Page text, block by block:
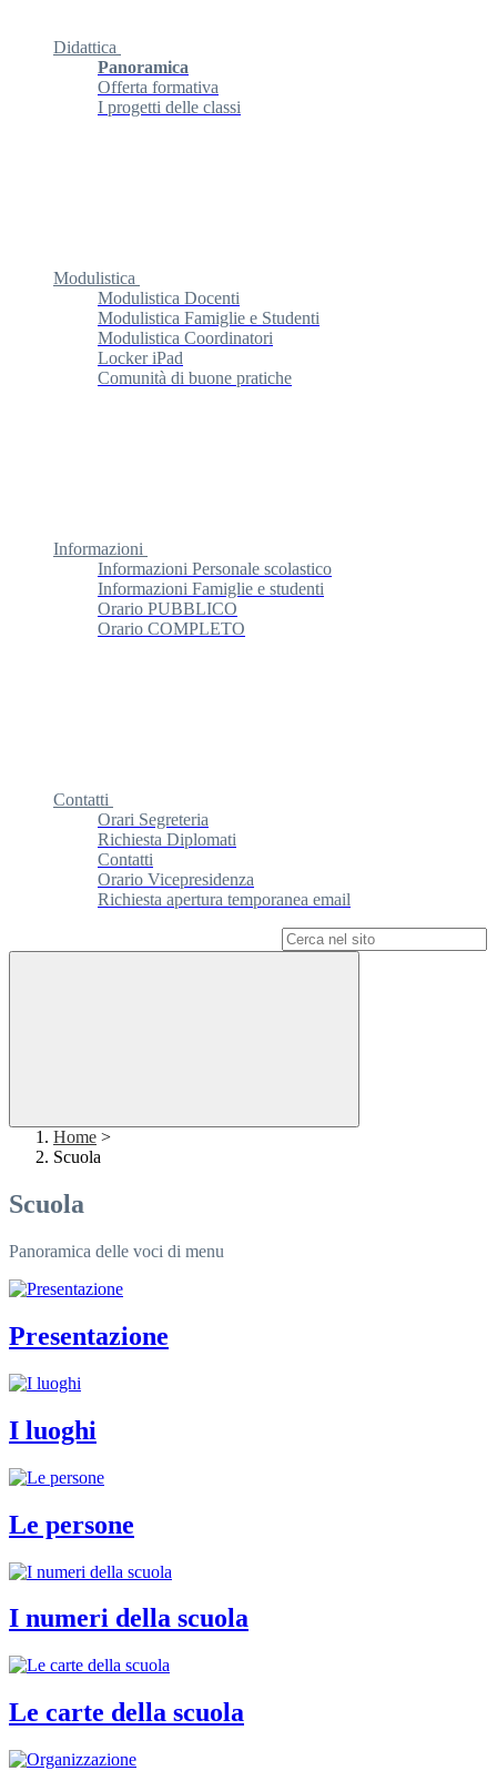
Didattica
Panoramica
Offerta formativa
I progetti delle classi
Modulistica
Modulistica Docenti
Modulistica Famiglie e Studenti
Modulistica Coordinatori
Locker iPad
Comunità di buone pratiche
Informazioni
Informazioni Personale scolastico
Informazioni Famiglie e studenti
Orario PUBBLICO
Orario COMPLETO
Contatti
Orari Segreteria
Richiesta Diplomati
Contatti
Orario Vicepresidenza
Richiesta apertura temporanea email
Home >
Scuola
Scuola
Panoramica delle voci di menu
Presentazione
I luoghi
Le persone
I numeri della scuola
Le carte della scuola